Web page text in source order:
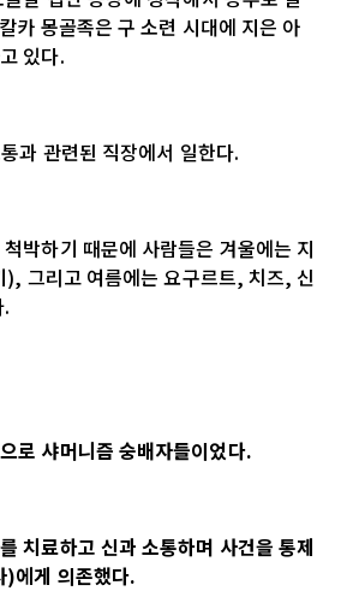
카 몽골족은 구 소련 시대에 지은 아
있다.
과 관련된 직장에서 일한다.
박하기 때문에 사람들은 겨울에는 지
), 그리고 여름에는 요구르트, 치즈, 신
로 샤머니즘 숭배자들이었다.
치료하고 신과 소통하며 사건을 통제
)에게 의존했다.